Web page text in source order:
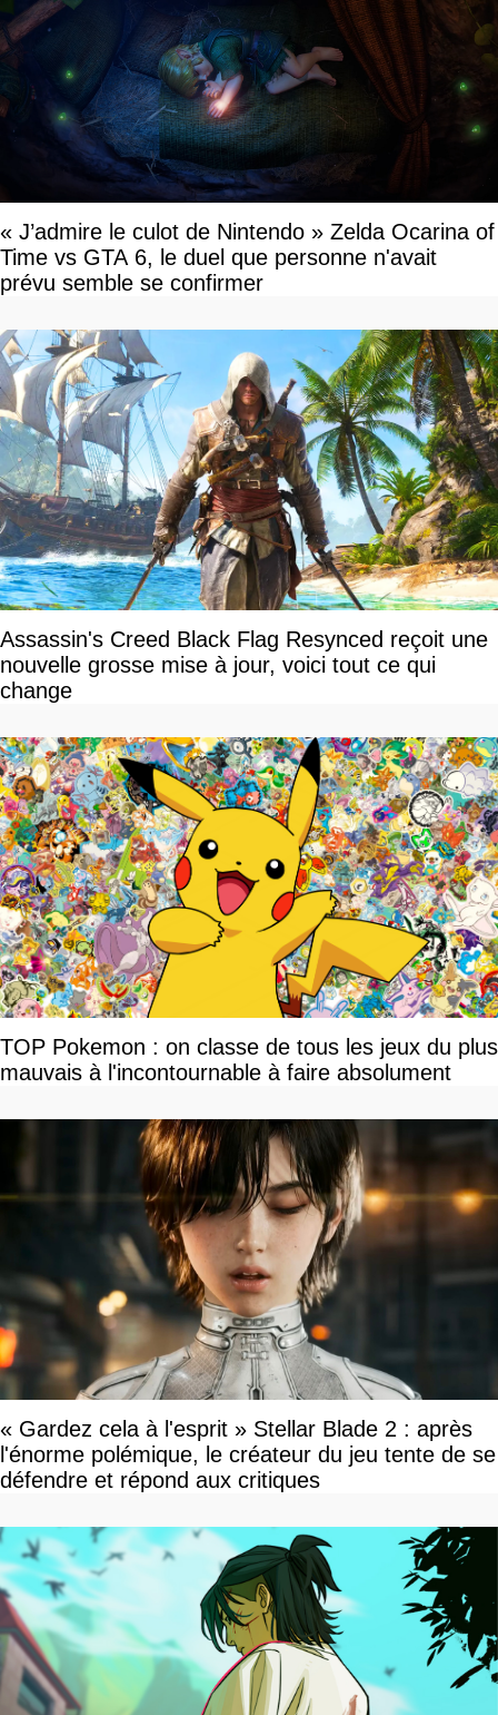
« J’admire le culot de Nintendo » Zelda Ocarina of
Time vs GTA 6, le duel que personne n'avait
prévu semble se confirmer
Assassin's Creed Black Flag Resynced reçoit une
nouvelle grosse mise à jour, voici tout ce qui
change
TOP Pokemon : on classe de tous les jeux du plus
mauvais à l'incontournable à faire absolument
« Gardez cela à l'esprit » Stellar Blade 2 : après
l'énorme polémique, le créateur du jeu tente de se
défendre et répond aux critiques